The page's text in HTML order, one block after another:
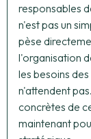
responsables
n'est pas un
pèse
l'organisation
les besoins
n'attendent
concrètes de
maintenant